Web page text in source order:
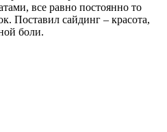
все равно постоянно то
Поставил сайдинг – красота,
боли.